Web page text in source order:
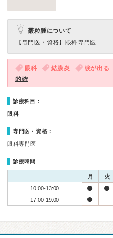
霰粒腫について
【専門医・資格】 眼科専門医
眼科 結膜炎 涙が出る
的確
診療科目：
眼科
専門医・資格：
眼科専門医
診療時間
月 火
10:00-13:00
17:00-19:00